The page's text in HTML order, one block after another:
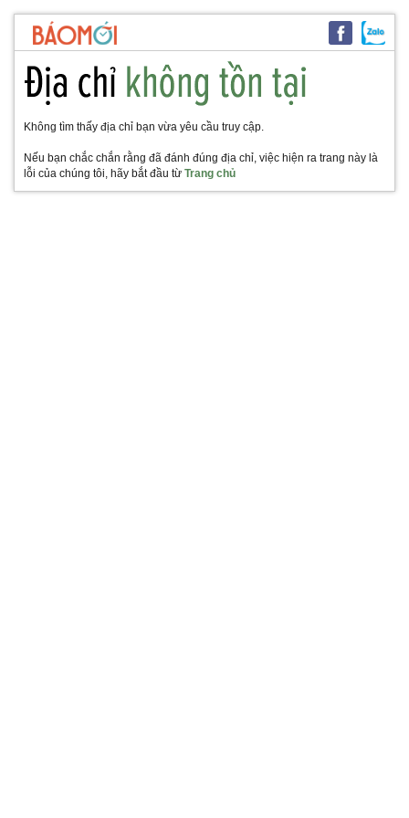
Không tìm thấy địa chỉ bạn vừa yêu cầu truy cập.
Nếu bạn chắc chắn rằng đã đánh đúng địa chỉ, việc hiện ra trang này là
lỗi của chúng tôi, hãy bắt đầu từ Trang chủ